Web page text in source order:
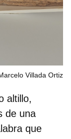
Villada Ortiz
altillo,
de una
que